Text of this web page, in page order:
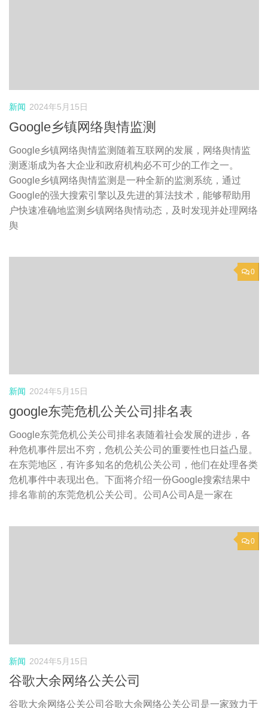
新闻 2024年5月15日
Google乡镇网络舆情监测
Google乡镇网络舆情监测随着互联网的发展，网络舆情监
测逐渐成为各大企业和政府机构必不可少的工作之一。
Google乡镇网络舆情监测是一种全新的监测系统，通过
Google的强大搜索引擎以及先进的算法技术，能够帮助用
户快速准确地监测乡镇网络舆情动态，及时发现并处理网络
舆
0
新闻 2024年5月15日
google东莞危机公关公司排名表
Google东莞危机公关公司排名表随着社会发展的进步，各
种危机事件层出不穷，危机公关公司的重要性也日益凸显。
在东莞地区，有许多知名的危机公关公司，他们在处理各类
危机事件中表现出色。下面将介绍一份Google搜索结果中
排名靠前的东莞危机公关公司。公司A公司A是一家在
0
新闻 2024年5月15日
谷歌大余网络公关公司
谷歌大余网络公关公司谷歌大余网络公关公司是一家致力于